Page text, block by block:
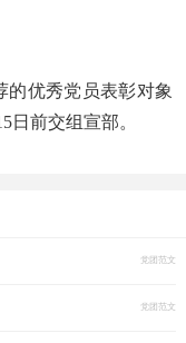
的优秀党员表彰对象
日前交组宣部。
党团范文
党团范文